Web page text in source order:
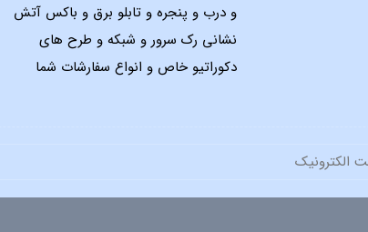
و درب و پنجره و تابلو برق و باکس آتش
نشانی رک سرور و شبکه و طرح های
دکوراتیو خاص و انواع سفارشات شما